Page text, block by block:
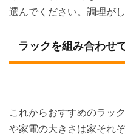
選んでください。調理が
ラックを組み合わせ
これからおすすめのラッ
や家電の大きさは家それ